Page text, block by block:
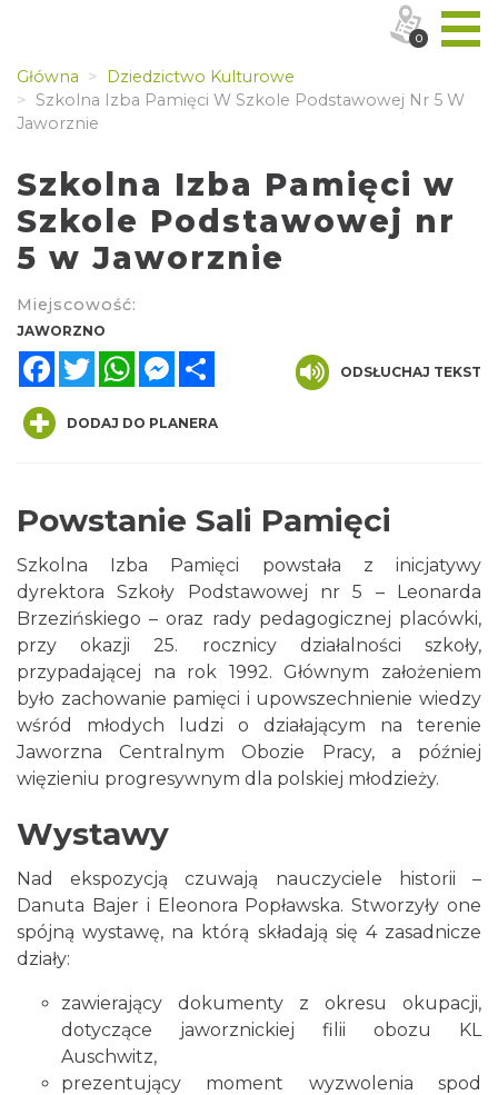
Główna
Dziedzictwo Kulturowe
Szkolna Izba Pamięci W Szkole Podstawowej Nr 5 W
Jaworznie
Szkolna Izba Pamięci w
Szkole Podstawowej nr
5 w Jaworznie
Miejscowość:
JAWORZNO
FacebookTwitterWhatsAppMessenger
ODSŁUCHAJ TEKST
DODAJ DO PLANERA
Powstanie Sali Pamięci
Szkolna Izba Pamięci powstała z inicjatywy
dyrektora Szkoły Podstawowej nr 5 – Leonarda
Brzezińskiego – oraz rady pedagogicznej placówki,
przy okazji 25. rocznicy działalności szkoły,
przypadającej na rok 1992. Głównym założeniem
było zachowanie pamięci i upowszechnienie wiedzy
wśród młodych ludzi o działającym na terenie
Jaworzna Centralnym Obozie Pracy, a później
więzieniu progresywnym dla polskiej młodzieży.
Wystawy
Nad ekspozycją czuwają nauczyciele historii –
Danuta Bajer i Eleonora Popławska. Stworzyły one
spójną wystawę, na którą składają się 4 zasadnicze
działy:
zawierający dokumenty z okresu okupacji,
dotyczące jaworznickiej filii obozu KL
Auschwitz,
prezentujący moment wyzwolenia spod
0